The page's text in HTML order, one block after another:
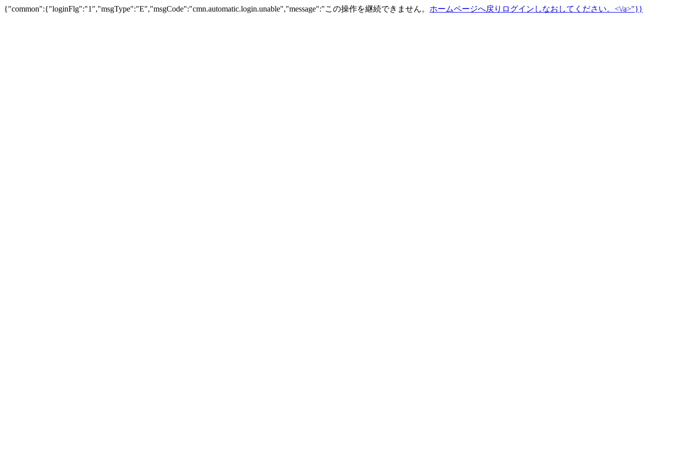
{"common":{"loginFlg":"1","msgType":"E","msgCode":"cmn.automatic.login.unable","message":"この操作を継続できません。 ホームページへ戻りログインしなおしてください。<\/a>"}}